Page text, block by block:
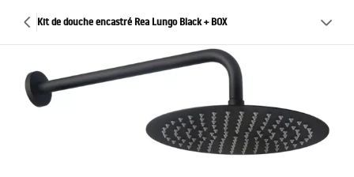
Kit de douche encastré Rea Lungo Black + BOX